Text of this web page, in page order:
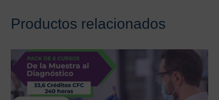
Productos relacionados